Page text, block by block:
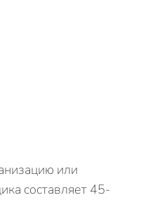
или
составляет 45-